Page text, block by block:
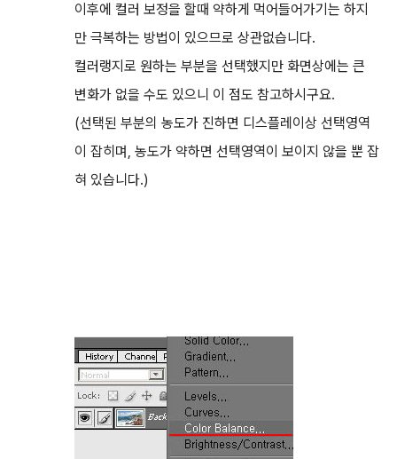
이후에 컬러 보정을 할때 약하게 먹어들어가기는 하지
만 극복하는 방법이 있으므로 상관없습니다.
컬러랭지로 원하는 부분을 선택했지만 화면상에는 큰
변화가 없을 수도 있으니 이 점도 참고하시구요.
(선택된 부분의 농도가 진하면 디스플레이상 선택영역
이 잡히며, 농도가 약하면 선택영역이 보이지 않을 뿐 잡
혀 있습니다.)